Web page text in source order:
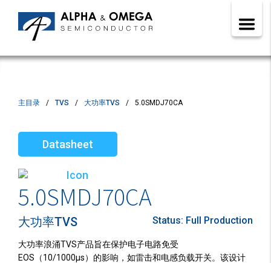
主目录 TVS 大功率TVS 5.0SMDJ70CA
Datasheet
5.0SMDJ70CA
大功率TVS Status: Full Production
大功率浪涌TVS产品旨在保护电子电路免受
EOS（10/1000µs）的影响，如雷击和电感负载开关。该设计